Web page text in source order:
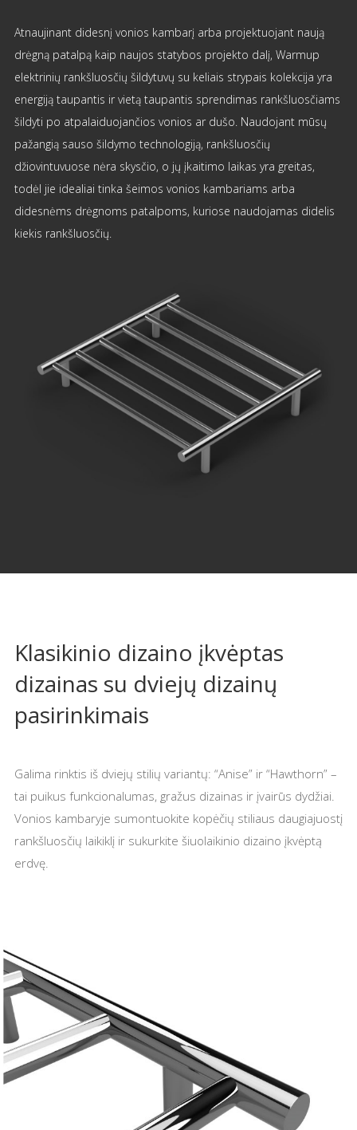
Atnaujinant didesnį vonios kambarį arba projektuojant naują
drėgną patalpą kaip naujos statybos projekto dalį, Warmup
elektrinių rankšluosčių šildytuvų su keliais strypais kolekcija yra
energiją taupantis ir vietą taupantis sprendimas rankšluosčiams
šildyti po atpalaiduojančios vonios ar dušo. Naudojant mūsų
pažangią sauso šildymo technologiją, rankšluosčių
džiovintuvuose nėra skysčio, o jų įkaitimo laikas yra greitas,
todėl jie idealiai tinka šeimos vonios kambariams arba
didesnėms drėgnoms patalpoms, kuriose naudojamas didelis
kiekis rankšluosčių.
Klasikinio dizaino įkvėptas
dizainas su dviejų dizainų
pasirinkimais
Galima rinktis iš dviejų stilių variantų: “Anise” ir “Hawthorn” –
tai puikus funkcionalumas, gražus dizainas ir įvairūs dydžiai.
Vonios kambaryje sumontuokite kopėčių stiliaus daugiajuostį
rankšluosčių laikiklį ir sukurkite šiuolaikinio dizaino įkvėptą
erdvę.